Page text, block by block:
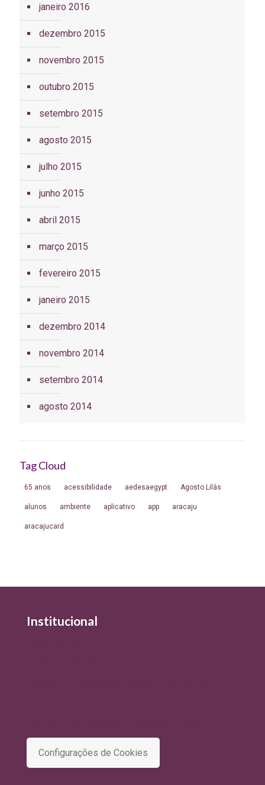
janeiro 2016
dezembro 2015
novembro 2015
outubro 2015
setembro 2015
agosto 2015
julho 2015
junho 2015
abril 2015
março 2015
fevereiro 2015
janeiro 2015
dezembro 2014
novembro 2014
setembro 2014
agosto 2014
Tag Cloud
65 anos acessibilidade aedesaegypt Agosto Lilás
alunos ambiente aplicativo app aracaju
aracajucard
Institucional
Configurações de Cookies